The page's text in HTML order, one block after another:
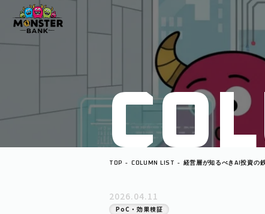
COL
TOP COLUMN LIST
経営層が知るべきAI投資の
2026.04.11
PoC・効果検証